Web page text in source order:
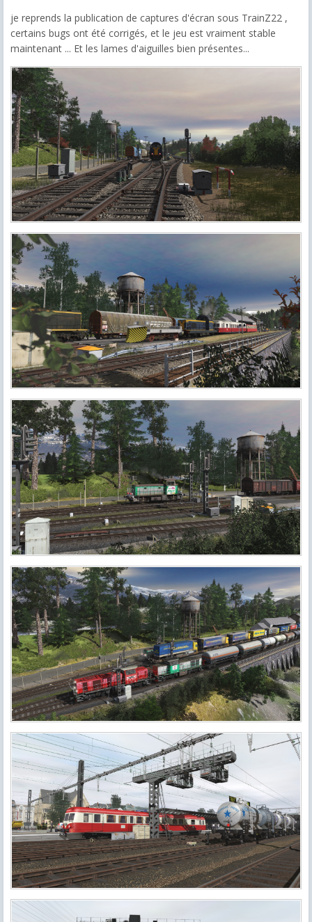
je reprends la publication de captures d'écran sous TrainZ22 ,
certains bugs ont été corrigés, et le jeu est vraiment stable
maintenant ... Et les lames d'aiguilles bien présentes...